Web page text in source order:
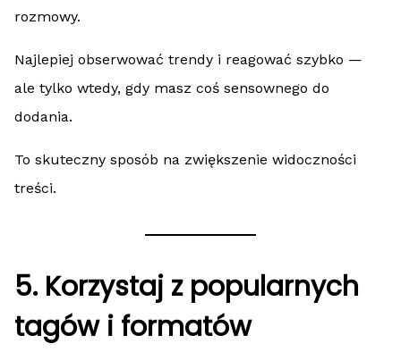
rozmowy.
Najlepiej obserwować trendy i reagować szybko —
ale tylko wtedy, gdy masz coś sensownego do
dodania.
To skuteczny sposób na zwiększenie widoczności
treści.
5. Korzystaj z popularnych
tagów i formatów